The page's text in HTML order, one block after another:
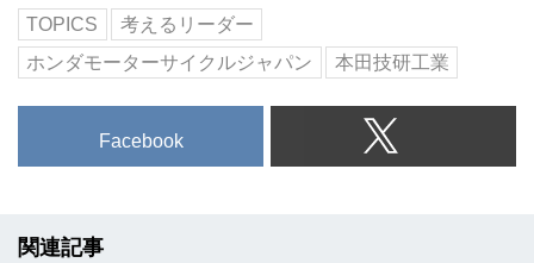
TOPICS
考えるリーダー
ホンダモーターサイクルジャパン
本田技研工業
Facebook
関連記事